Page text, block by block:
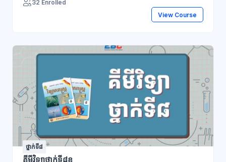
32 Enrolled
View Course
ថ្នាក់ទី៨
គីមីវិទ្យាថ្នាក់ទី៨ខ